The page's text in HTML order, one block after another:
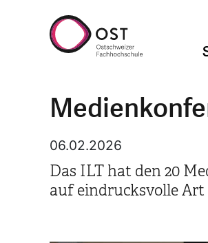
06.02.2026
Das ILT hat den 20
auf eindrucksvolle Art